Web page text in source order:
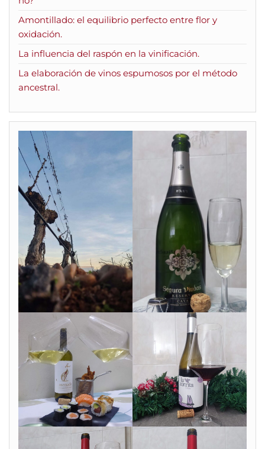
Amontillado: el equilibrio perfecto entre flor y
oxidación.
La influencia del raspón en la vinificación.
La elaboración de vinos espumosos por el método
ancestral.